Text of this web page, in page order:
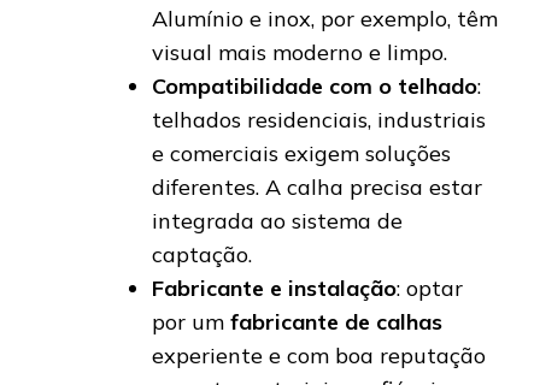
Alumínio e inox, por exemplo, têm
visual mais moderno e limpo.
Compatibilidade com o telhado:
telhados residenciais, industriais
e comerciais exigem soluções
diferentes. A calha precisa estar
integrada ao sistema de
captação.
Fabricante e instalação: optar
por um fabricante de calhas
experiente e com boa reputação